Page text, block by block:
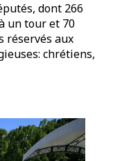
dont 266
un tour et 70
réservés aux
chrétiens,